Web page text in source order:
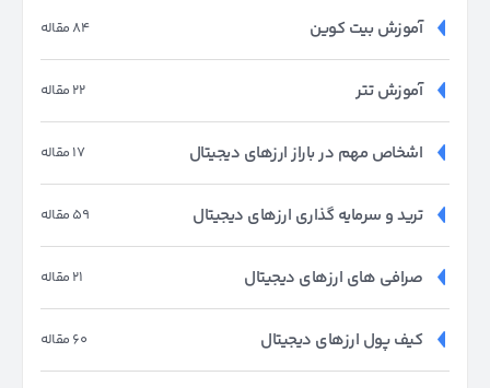
84 مقاله آموزش بیت کوین
22 مقاله آموزش تتر
17 مقاله اشخاص مهم در باراز ارزهای دیجیتال
59 مقاله ترید و سرمایه گذاری ارزهای دیجیتال
21 مقاله صرافی های ارزهای دیجیتال
60 مقاله کیف پول ارزهای دیجیتال